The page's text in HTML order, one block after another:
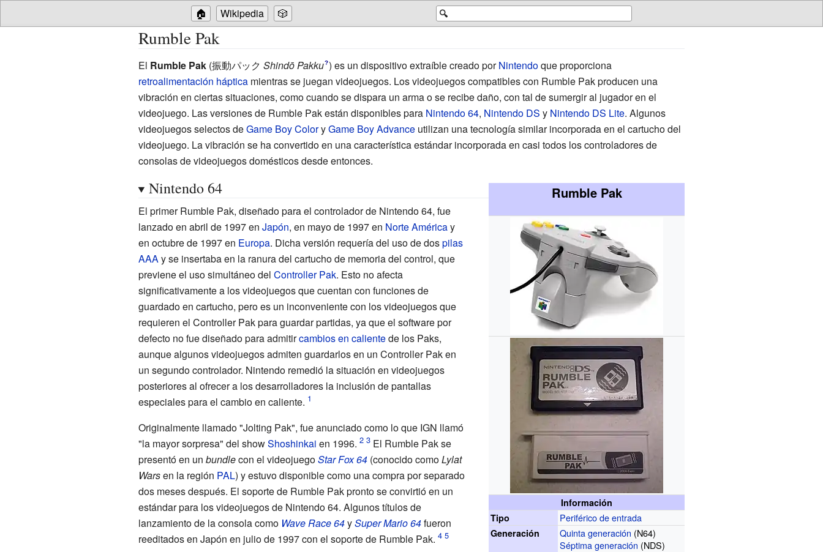
🔍
🏠 Wikipedia 🎲
Rumble Pak
El Rumble Pak(振動パック Shindō Pakku?) es un dispositivo extraíble creado porNintendoque proporciona
retroalimentación hápticamientras se juegan videojuegos. Los videojuegos compatibles con Rumble Pak producen una
vibración en ciertas situaciones, como cuando se dispara un arma o se recibe daño, con tal de sumergir al jugador en el
videojuego. Las versiones de Rumble Pak están disponibles para Nintendo 64, Nintendo DS y Nintendo DS Lite. Algunos
videojuegos selectos deGame Boy ColoryGame Boy Advanceutilizan una tecnología similar incorporada en el cartucho del
videojuego. La vibración se ha convertido en una característica estándar incorporada en casi todos los controladores de
consolas de videojuegos domésticos desde entonces.
Rumble Pak
Información
Tipo
Periférico de entrada
Generación Quinta generación (N64)
Séptima generación (NDS)
Nintendo 64
El primer Rumble Pak, diseñado para el controlador de Nintendo 64, fue
lanzado en abril de 1997 en Japón, en mayo de 1997 en Norte Américay
en octubre de 1997 en Europa. Dicha versión requería del uso de dospilas
AAA y se insertaba en la ranura del cartucho de memoria del control, que
previene el uso simultáneo del Controller Pak. Esto no afecta
significativamente a los videojuegos que cuentan con funciones de
guardado en cartucho, pero es un inconveniente con los videojuegos que
requieren el Controller Pak para guardar partidas, ya que el software por
defecto no fue diseñado para admitircambios en calientede los Paks,
aunque algunos videojuegos admiten guardarlos en un Controller Pak en
un segundo controlador. Nintendo remedió la situación en videojuegos
posteriores al ofrecer a los desarrolladores la inclusión de pantallas
especiales para el cambio en caliente.
Originalmente llamado "Jolting Pak", fue anunciado como lo que IGN llamó
"la mayor sorpresa" del showShoshinkai en 1996.
El Rumble Pak se
presentó en un bundlecon el videojuegoStar Fox 64(conocido comoLylat
Warsen la región PAL) y estuvo disponible como una compra por separado
dos meses después. El soporte de Rumble Pak pronto se convirtió en un
estándar para los videojuegos de Nintendo 64. Algunos títulos de
lanzamiento de la consola como Wave Race 64ySuper Mario 64fueron
reeditados en Japón en julio de 1997 con el soporte de Rumble Pak.